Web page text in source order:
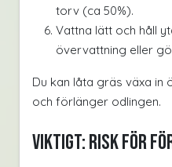
torv (ca 50%).
Vattna lätt och håll
övervattning eller
Du kan låta gräs växa in
och förlänger odlingen.
VIKTIGT: Risk för